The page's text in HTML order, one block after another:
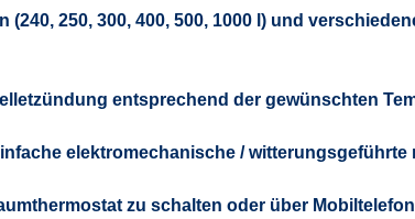
250, 300, 400, 500, 1000 l) und
entsprechend der gewünschten
elektromechanische / witterungsgeführte
zu schalten oder über